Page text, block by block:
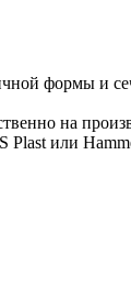
формы и
на
Plast или